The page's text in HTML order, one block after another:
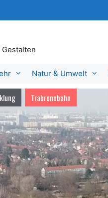
Natur & Umwelt
Trabrennbahn